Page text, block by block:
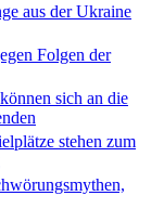
aus der Ukraine
Folgen der
sich an die
stehen zum